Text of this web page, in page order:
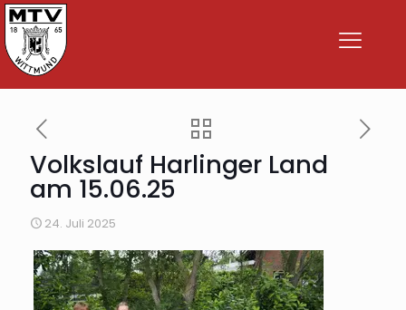
Volkslauf Harlinger Land
am 15.06.25
24. Juli 2025